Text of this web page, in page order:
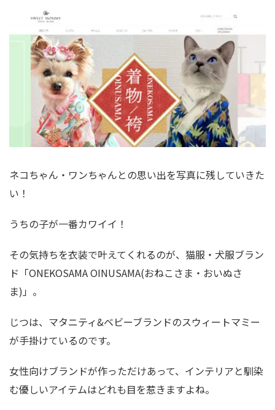
ネコちゃん・ワンちゃんとの思い出を写真に残していきた
い！
うちの子が一番カワイイ！
その気持ちを衣装で叶えてくれるのが、猫服・犬服ブラン
ド「ONEKOSAMA OINUSAMA(おねこさま・おいぬさ
ま)」。
じつは、マタニティ&ベビーブランドのスウィートマミー
が手掛けているのです。
女性向けブランドが作っただけあって、インテリアと馴染
む優しいアイテムはどれも目を惹きますよね。